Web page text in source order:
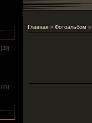
[30]
[21]
Главная» Фотоальбом »